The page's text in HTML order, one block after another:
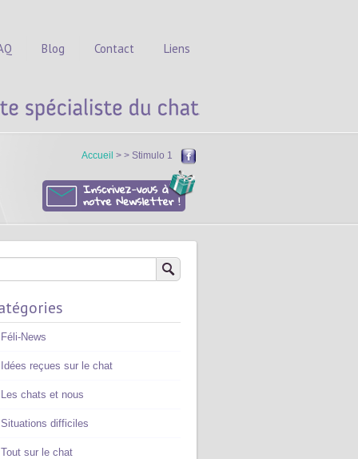
Blog Contact Liens
Accueil > > Stimulo 1
Féli-News
Idées reçues sur le chat
Les chats et nous
Situations difficiles
Tout sur le chat